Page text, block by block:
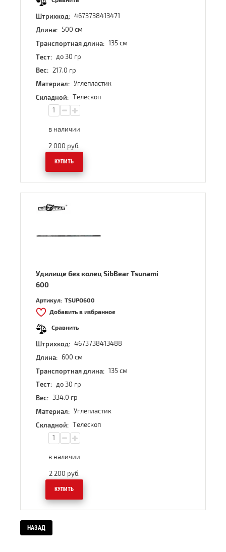
Штрихкод: 4673738413471
Длина: 500 см
Транспортная длина: 135 см
Тест: до 30 гр
Вес: 217.0 гр
Материал: Углепластик
Складной: Телескоп
в наличии
2 000 руб.
КУПИТЬ
Удилище без колец SibBear Tsunami
600
Артикул: TSUPO600
Добавить в избранное
Сравнить
Штрихкод: 4673738413488
Длина: 600 см
Транспортная длина: 135 см
Тест: до 30 гр
Вес: 334.0 гр
Материал: Углепластик
Складной: Телескоп
в наличии
2 200 руб.
КУПИТЬ
НАЗАД